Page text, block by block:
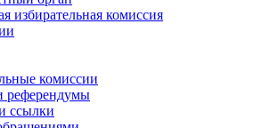
избирательная комиссия
комиссии
референдумы
ссылки